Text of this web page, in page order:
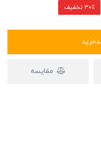
30٪ تخفیف
مقایسه